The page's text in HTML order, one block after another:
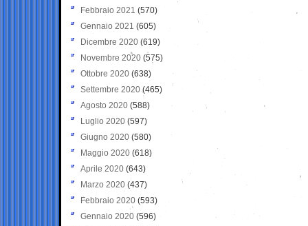
Febbraio 2021 (570)
Gennaio 2021 (605)
Dicembre 2020 (619)
Novembre 2020 (575)
Ottobre 2020 (638)
Settembre 2020(465)
Agosto 2020 (588)
Luglio 2020 (597)
Giugno 2020 (580)
Maggio 2020 (618)
Aprile 2020 (643)
Marzo 2020 (437)
Febbraio 2020 (593)
Gennaio 2020 (596)